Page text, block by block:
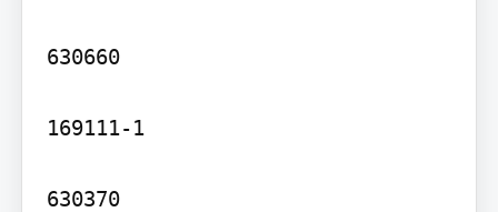
630660
169111-1
630370